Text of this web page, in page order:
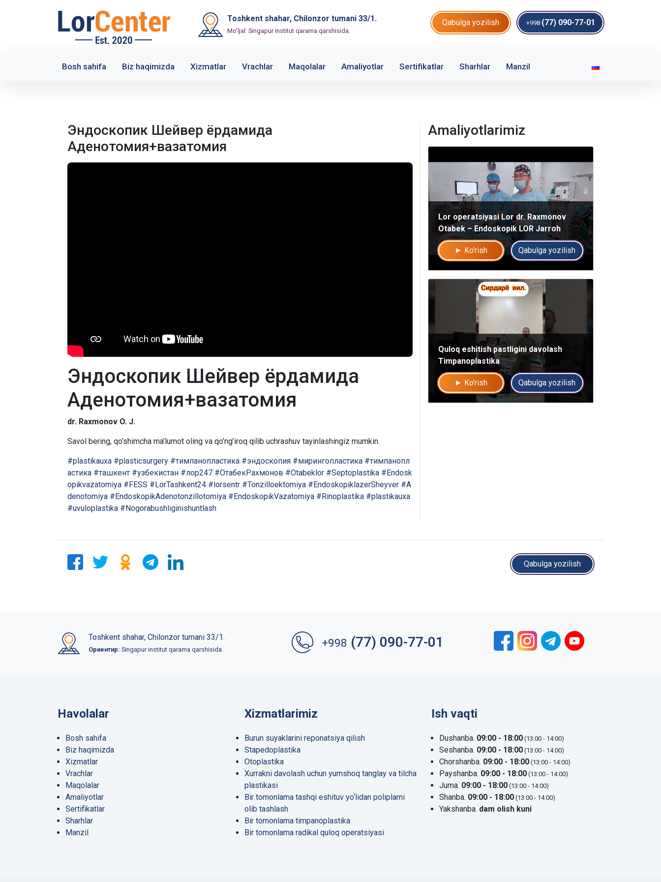
Toshkent shahar, Chilonzor tumani 33/1.
Mo'ljal: Singapur institut qarama qarshisida.
Qabulga yozilish +998 (77) 090-77-01
Bosh sahifa Biz haqimizda Xizmatlar Vrachlar Maqolalar Amaliyotlar Sertifikatlar Sharhlar Manzil
Эндоскопик Шейвер ёрдамида
Аденотомия+вазатомия
Эндоскопик Шейвер ёрдамида
Аденотомия+вазатомия
dr. Raxmonov O. J.
Savol bering, qo’shimcha ma’lumot oling va qo’ng’iroq qilib uchrashuv tayinlashingiz mumkin.
#plastikauxa #plasticsurgery #тимпанопластика #эндоскопия #мирингопластика #тимпанопл
астика #ташкент #узбекистан #лор247 #ОтабекРахмонов #Otabeklor #Septoplastika #Endosk
opikvazatomiya #FESS #LorTashkent24 #lorsentr #Tonzilloektomiya #EndoskopiklazerSheyver #A
denotomiya #EndoskopikAdenotonzillotomiya #EndoskopikVazatomiya #Rinoplastika #plastikauxa
#uvuloplastika #Nogorabushliginishuntlash
Amaliyotlarimiz
Lor operatsiyasi Lor dr. Raxmonov
Otabek – Endoskopik LOR Jarroh
► Ko'rish Qabulga yozilish
Quloq eshitish pastligini davolash
Timpanoplastika
► Ko'rish Qabulga yozilish
Qabulga yozilish
Toshkent shahar, Chilonzor tumani 33/1.
Ориентир: Singapur institut qarama qarshisida.
+998 (77) 090-77-01
Havolalar
Bosh sahifa
Biz haqimizda
Xizmatlar
Vrachlar
Maqolalar
Amaliyotlar
Sertifikatlar
Sharhlar
Manzil
Xizmatlarimiz
Burun suyaklarini reponatsiya qilish
Stapedoplastika
Otoplastika
Xurrakni davolash uchun yumshoq tanglay va tilcha
plastikasi
Bir tomonlama tashqi eshituv yo‘lidan poliplarni
olib tashlash
Bir tomonlama timpanoplastika
Bir tomonlama radikal quloq operatsiyasi
Ish vaqti
Dushanba. 09:00 - 18:00 (13:00 - 14:00)
Seshanba. 09:00 - 18:00 (13:00 - 14:00)
Chorshanba. 09:00 - 18:00 (13:00 - 14:00)
Payshanba. 09:00 - 18:00 (13:00 - 14:00)
Juma. 09:00 - 18:00 (13:00 - 14:00)
Shanba. 09:00 - 18:00 (13:00 - 14:00)
Yakshanba. dam olish kuni
Mutaxassisga yozing